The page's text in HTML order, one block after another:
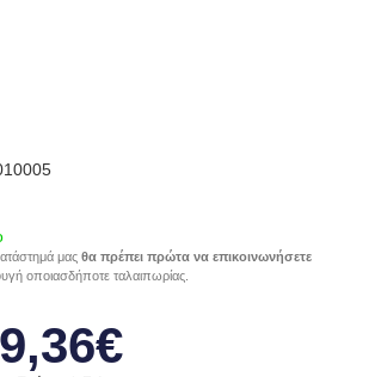
μας θα πρέπει πρώτα να επικοινωνήσετε
οποιασδήποτε ταλαιπωρίας.
9,36€